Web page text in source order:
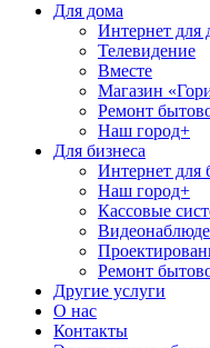
Для дома
Интернет для
Телевидение
Вместе
Магазин
Ремонт
Наш город+
Для бизнеса
Интернет для
Наш город+
Кассовые
Ремонт
Другие услуги
О нас
Контакты